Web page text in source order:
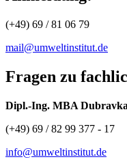
(+49) 69 / 81 06 79
mail@umweltinstitut.de
Fragen zu
Dipl.-Ing. MBA
(+49) 69 / 82 99 377 - 17
info@umweltinstitut.de